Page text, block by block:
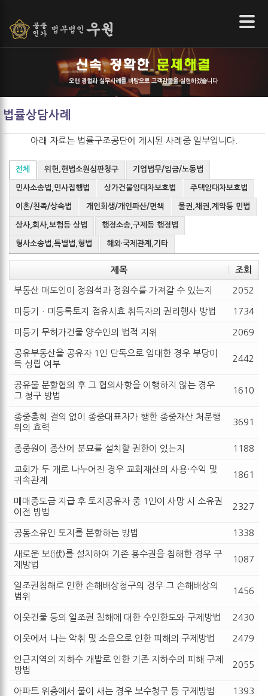
오랜 경험과 실무사례를 바탕으로 고객감동을 실현하겠습니다
법률상담사례
아래 자료는 법률구조공단에 게시된 사례중 일부입니다.
전체 위헌,헌법소원심판청구 기업법무/임금/노동법
민사소송법,민사집행법 상가건물임대차보호법 주택임대차보호법
이혼/친족/상속법 개인회생/개인파산/면책 물권,채권,계약등 민법
상사,회사,보험등 상법 행정소송,구제등 행정법
형사소송법,특별법,형법 해외·국제관계,기타
제목 조회
부동산 매도인이 정원석과 정원수를 가져갈 수 있는지 2052
미등기ㆍ미등록토지 점유시효 취득자의 권리행사 방법 1734
미등기 무허가건물 양수인의 법적 지위 2069
공유부동산을 공유자 1인 단독으로 임대한 경우 부당이
득 성립 여부
2442
공유물 분할협의 후 그 협의사항을 이행하지 않는 경우
그 청구 방법
1610
종중총회 결의 없이 종중대표자가 행한 종중재산 처분행
위의 효력
3691
종중원이 종산에 분묘를 설치할 권한이 있는지 1188
교회가 두 개로 나누어진 경우 교회재산의 사용·수익 및
귀속관계
1861
매매중도금 지급 후 토지공유자 중 1인이 사망 시 소유권
이전 방법
2327
공동소유인 토지를 분할하는 방법 1338
새로운 보(洑)를 설치하여 기존 용수권을 침해한 경우 구
제방법
1087
일조권침해로 인한 손해배상청구의 경우 그 손해배상의
범위
1456
이웃건물 등의 일조권 침해에 대한 수인한도와 구제방법 2430
이웃에서 나는 악취 및 소음으로 인한 피해의 구제방법 2479
인근지역의 지하수 개발로 인한 기존 지하수의 피해 구제
방법
2055
아파트 위층에서 물이 새는 경우 보수청구 등 구제방법 1393